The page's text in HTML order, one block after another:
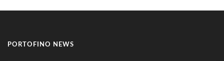
PORTOFINO NEWS